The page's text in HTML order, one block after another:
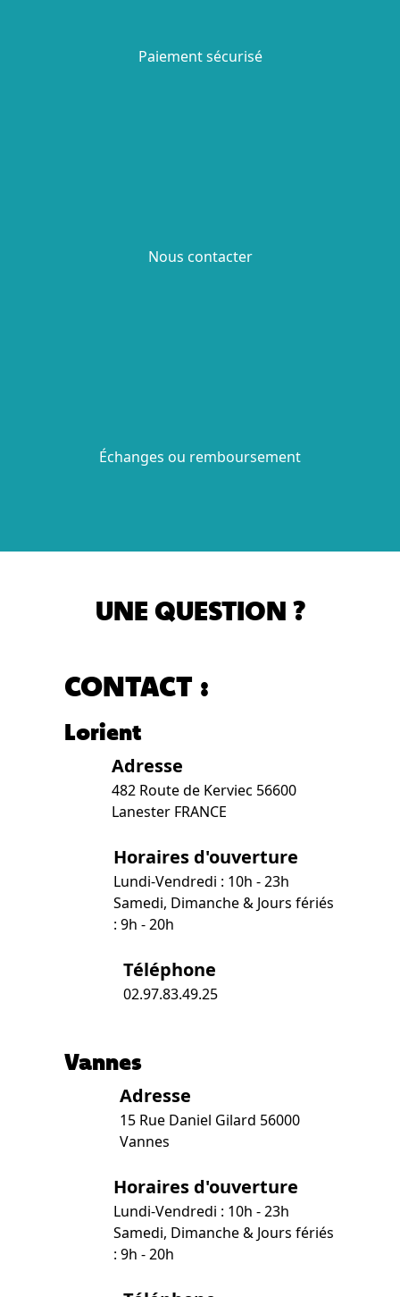
Paiement sécurisé
Nous contacter
Échanges ou remboursement
UNE QUESTION ?
CONTACT :
Lorient
Adresse
482 Route de Kerviec 56600
Lanester FRANCE
Horaires d'ouverture
Lundi-Vendredi : 10h - 23h
Samedi, Dimanche & Jours fériés
: 9h - 20h
Téléphone
02.97.83.49.25
Vannes
Adresse
15 Rue Daniel Gilard 56000
Vannes
Horaires d'ouverture
Lundi-Vendredi : 10h - 23h
Samedi, Dimanche & Jours fériés
: 9h - 20h